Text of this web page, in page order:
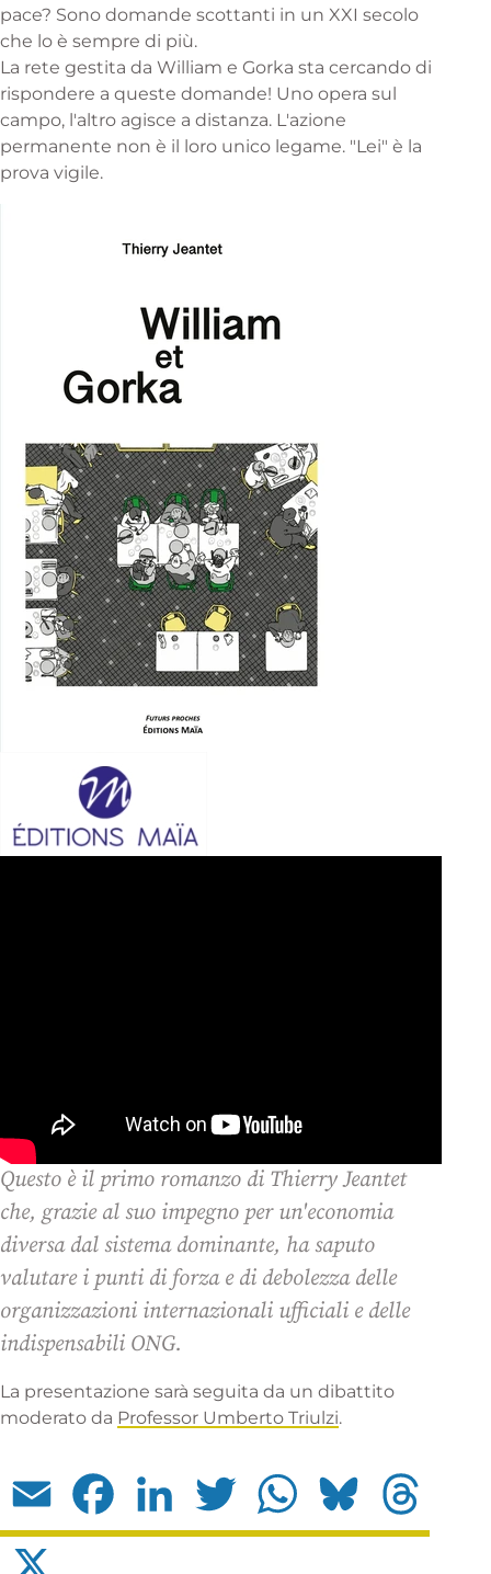
pace? Sono domande scottanti in un XXI secolo
che lo è sempre di più.
La rete gestita da William e Gorka sta cercando di
rispondere a queste domande! Uno opera sul
campo, l'altro agisce a distanza. L'azione
permanente non è il loro unico legame. "Lei" è la
prova vigile.
Questo è il primo romanzo di Thierry Jeantet
che, grazie al suo impegno per un'economia
diversa dal sistema dominante, ha saputo
valutare i punti di forza e di debolezza delle
organizzazioni internazionali ufficiali e delle
indispensabili ONG.
La presentazione sarà seguita da un dibattito
moderato da Professor Umberto Triulzi.
Email Facebook LinkedIn Twitter WhatsApp Bluesky